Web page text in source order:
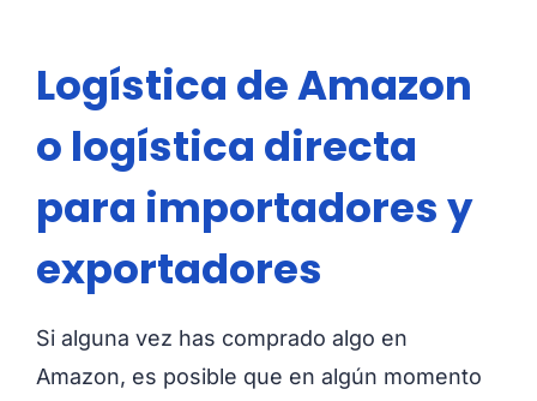
Logística de Amazon
o logística directa
para importadores y
exportadores
Si alguna vez has comprado algo en
Amazon, es posible que en algún momento